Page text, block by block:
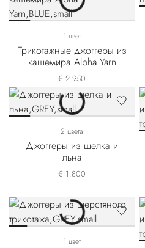
1 цвет
Трикотажные джоггеры из
кашемира Alpha Yarn
€ 2.950
2 цвета
Джоггеры из шелка и
льна
€ 1.800
1 цвет